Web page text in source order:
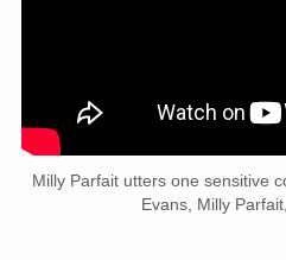
Milly Parfait utters one sensitive
Evans, Milly